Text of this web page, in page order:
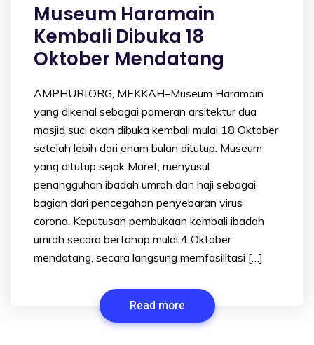
Museum Haramain
Kembali Dibuka 18
Oktober Mendatang
AMPHURI.ORG, MEKKAH–Museum Haramain
yang dikenal sebagai pameran arsitektur dua
masjid suci akan dibuka kembali mulai 18 Oktober
setelah lebih dari enam bulan ditutup. Museum
yang ditutup sejak Maret, menyusul
penangguhan ibadah umrah dan haji sebagai
bagian dari pencegahan penyebaran virus
corona. Keputusan pembukaan kembali ibadah
umrah secara bertahap mulai 4 Oktober
mendatang, secara langsung memfasilitasi […]
Read more